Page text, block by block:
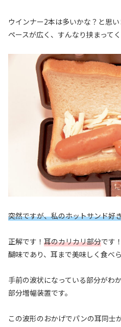
ウインナー2本は多いかな？と思
ペースが広く、すんなり挟まってく
突然ですが、私のホットサンド好
正解です！ 耳のカリカリ部分です
醐味であり、耳まで美味しく食べ
手前の波状になっている部分がわ
部分増幅装置です。
この波形のおかげでパンの耳同士